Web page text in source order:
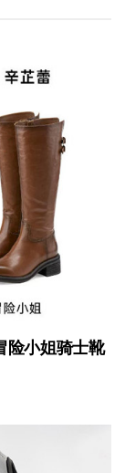
险小姐骑士靴